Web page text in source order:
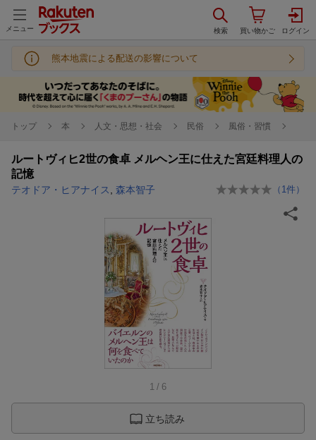
メニュー
熊本地震による配送の影響について
トップ 本 人文・思想・社会 民俗 風俗・習慣
ルートヴィヒ2世の食卓 メルヘン王に仕えた宮廷料理人の
記憶
テオドア・ヒアナイス 森本智子 （ 1 件）
1 / 6
立ち読み